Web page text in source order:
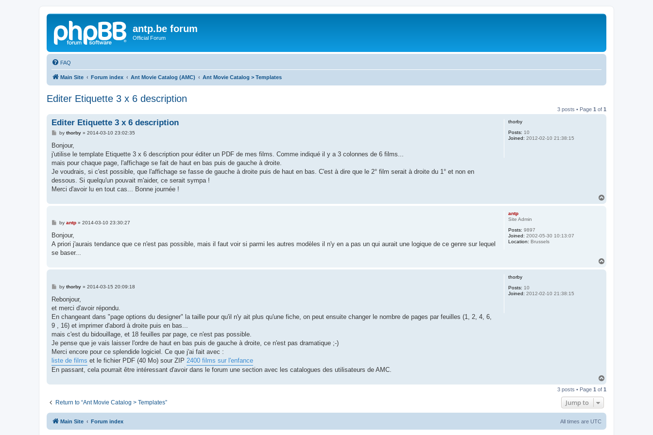
antp.be forum
Official Forum
FAQ
Main Site Forum index Ant Movie Catalog (AMC) Ant Movie Catalog > Templates
Editer Etiquette 3 x 6 description
3 posts • Page 1 of 1
thorby
Posts: 10
Joined: 2012-02-10 21:38:15
Editer Etiquette 3 x 6 description
P
s
by thorby» 2014-03-10 23:02:35
Bonjour,
j'utilise le template Etiquette 3 x 6 description pour éditer un PDF de mes films. Comme indiqué il y a 3 colonnes de 6 films...
mais pour chaque page, l'affichage se fait de haut en bas puis de gauche à droite.
Je voudrais, si c'est possible, que l'affichage se fasse de gauche à droite puis de haut en bas. C'est à dire que le 2° film serait à droite du 1° et non en
dessous. Si quelqu'un pouvait m'aider, ce serait sympa !
Merci d'avoir lu en tout cas... Bonne journée !
antp
Site Admin
Posts: 9897
Joined: 2002-05-30 10:13:07
Location: Brussels
P
s
by antp» 2014-03-10 23:30:27
Bonjour,
A priori j'aurais tendance que ce n'est pas possible, mais il faut voir si parmi les autres modèles il n'y en a pas un qui aurait une logique de ce genre sur lequel
se baser...
thorby
Posts: 10
Joined: 2012-02-10 21:38:15
P
s
by thorby» 2014-03-15 20:09:18
Rebonjour,
et merci d'avoir répondu.
En changeant dans "page options du designer" la taille pour qu'il n'y ait plus qu'une fiche, on peut ensuite changer le nombre de pages par feuilles (1, 2, 4, 6,
9 , 16) et imprimer d'abord à droite puis en bas...
mais c'est du bidouillage, et 18 feuilles par page, ce n'est pas possible.
Je pense que je vais laisser l'ordre de haut en bas puis de gauche à droite, ce n'est pas dramatique ;-)
Merci encore pour ce splendide logiciel. Ce que j'ai fait avec :
liste de films et le fichier PDF (40 Mo) sour ZIP 2400 films sur l'enfance
En passant, cela pourrait être intéressant d'avoir dans le forum une section avec les catalogues des utilisateurs de AMC.
p
3 posts • Page 1 of 1
Return to “Ant Movie Catalog > Templates” Jump to
Main Site Forum index All times are UTC